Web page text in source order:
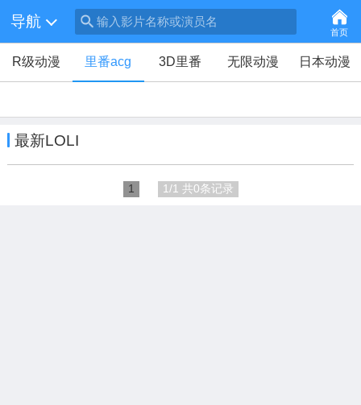
导航 输入影片名称或演员名
首页
R级动漫 里番acg 3D里番 无限动漫 日本动漫
最新LOLI
1 1/1 共0条记录